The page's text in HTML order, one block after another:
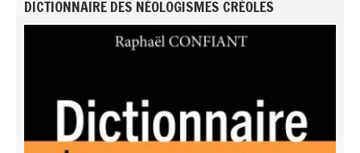
DICTIONNAIRE DES NÉOLOGISMES CRÉOLES